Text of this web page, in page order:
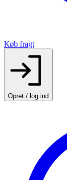
Køb fragt
Opret / log ind